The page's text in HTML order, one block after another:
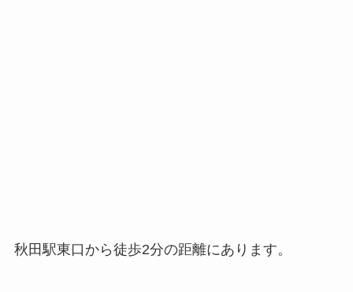
秋田駅東口から徒歩2分の距離にあります。